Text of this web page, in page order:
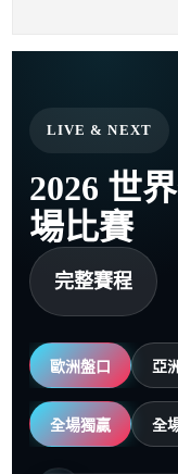
LIVE & NEXT
2026 世
場比賽
完整賽程
歐洲盤口 亞
全場獨贏 全